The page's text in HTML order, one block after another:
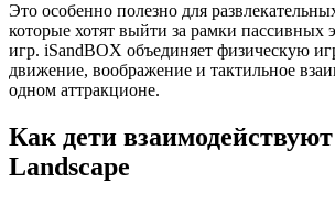
Это особенно полезно для
которые хотят выйти за рамки пассивных
игр. iSandBOX объединяет физическую
движение, воображение и тактильное
одном аттракционе.
Как дети
Landscape